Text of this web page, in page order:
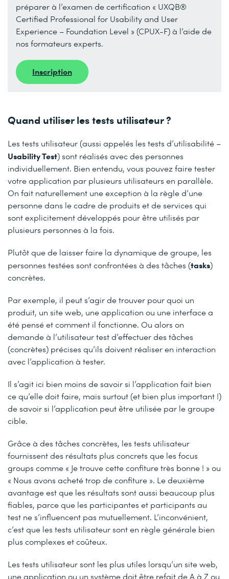
préparer à l’examen de certification « UXQB®
Certified Professional for Usability and User
Experience – Foundation Level » (CPUX-F) à l’aide de
nos formateurs experts.
Inscription
Quand utiliser les tests utilisateur ?
Les tests utilisateur (aussi appelés les tests d’utilisabilité –
Usability Test) sont réalisés avec des personnes
individuellement. Bien entendu, vous pouvez faire tester
votre application par plusieurs utilisateurs en parallèle.
On fait naturellement une exception à la règle d’une
personne dans le cadre de produits et de services qui
sont explicitement développés pour être utilisés par
plusieurs personnes à la fois.
Plutôt que de laisser faire la dynamique de groupe, les
personnes testées sont confrontées à des tâches (tasks)
concrètes.
Par exemple, il peut s’agir de trouver pour quoi un
produit, un site web, une application ou une interface a
été pensé et comment il fonctionne. Ou alors on
demande à l’utilisateur test d’effectuer des tâches
(concrètes) précises qu’ils doivent réaliser en interaction
avec l’application à tester.
Il s’agit ici bien moins de savoir si l’application fait bien
ce qu’elle doit faire, mais surtout (et bien plus important !)
de savoir si l’application peut être utilisée par le groupe
cible.
Grâce à des tâches concrètes, les tests utilisateur
fournissent des résultats plus concrets que les focus
groups comme « Je trouve cette confiture très bonne ! » ou
« Nous avons acheté trop de confiture ». Le deuxième
avantage est que les résultats sont aussi beaucoup plus
fiables, parce que les participantes et participants au
test ne s’influencent pas mutuellement. L’inconvénient,
c’est que les tests utilisateur sont en règle générale bien
plus complexes et coûteux.
Les tests utilisateur sont les plus utiles lorsqu’un site web,
une application ou un système doit être refait de A à Z ou